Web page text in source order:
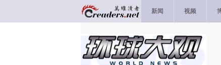
新闻 视频